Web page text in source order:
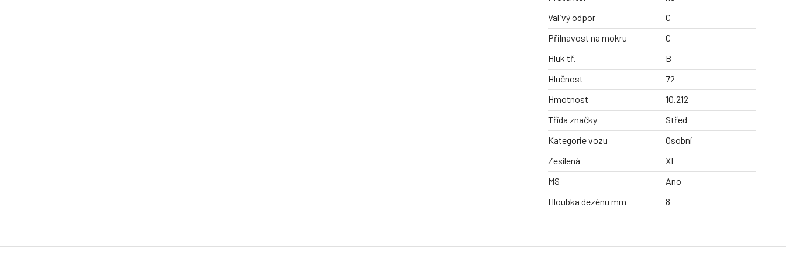
Valivý odpor
C
Přilnavost na mokru
C
Hluk tř.
B
Hlučnost
72
Hmotnost
10.212
Třída značky
Střed
Kategorie vozu
Osobní
Zesílená
XL
MS
Ano
Hloubka dezénu mm
8